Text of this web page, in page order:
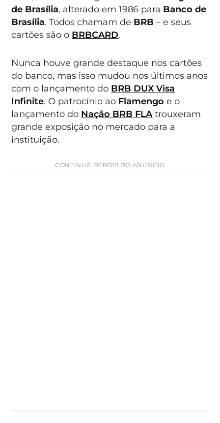
de Brasília, alterado em 1986 para Banco de
Brasília. Todos chamam de BRB– e seus
cartões são o BRBCARD.
Nunca houve grande destaque nos cartões
do banco, mas isso mudou nos últimos anos
com o lançamento do BRB DUX Visa
Infinite. O patrocínio ao Flamengo e o
lançamento do Nação BRB FLA trouxeram
grande exposição no mercado para a
instituição.
CONTINUA DEPOIS DO ANÚNCIO